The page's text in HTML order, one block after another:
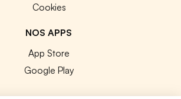
Cookies
NOS APPS
App Store
Google Play